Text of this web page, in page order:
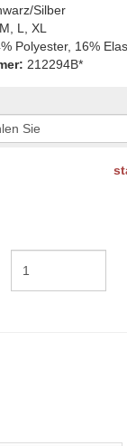
Silber
L, XL
Polyester, 16%
212294B*